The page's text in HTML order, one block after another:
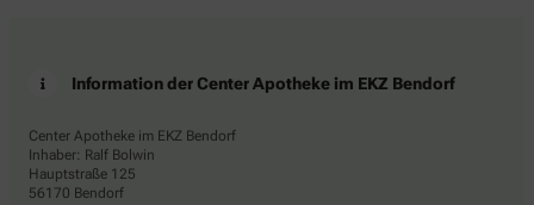
Information der Center Apotheke im EKZ Bendorf
Center Apotheke im EKZ Bendorf
Inhaber: Ralf Bolwin
Hauptstraße 125
56170 Bendorf